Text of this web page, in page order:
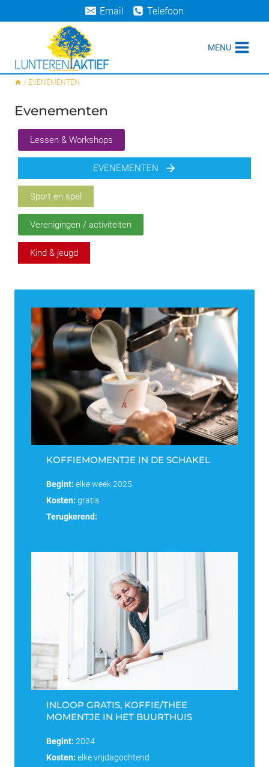
naar
Email Telefoon
MENU
/ EVENEMENTEN
Evenementen
Lessen & Workshops
EVENEMENTEN
Sport en spel
Verenigingen / activiteiten
Kind & jeugd
KOFFIEMOMENTJE IN DE SCHAKEL
Begint: elke week 2025
Kosten: gratis
Terugkerend:
INLOOP GRATIS, KOFFIE/THEE
MOMENTJE IN HET BUURTHUIS
Begint: 2024
Kosten: elke vrijdagochtend